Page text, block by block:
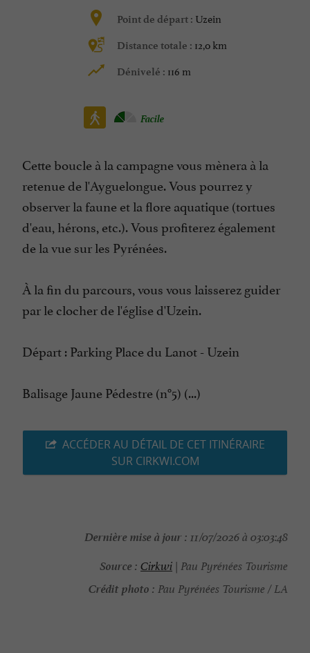
Point de départ : Uzein
Distance totale : 12,0 km
Dénivelé : 116 m
Facile
Cette boucle à la campagne vous mènera à la
retenue de l'Ayguelongue. Vous pourrez y
observer la faune et la flore aquatique (tortues
d'eau, hérons, etc.). Vous profiterez également
de la vue sur les Pyrénées.
À la fin du parcours, vous vous laisserez guider
par le clocher de l'église d'Uzein.
Départ : Parking Place du Lanot - Uzein
Balisage Jaune Pédestre (n°5) (...)
ACCÉDER AU DÉTAIL DE CET ITINÉRAIRE
SUR CIRKWI.COM
Dernière mise à jour : 11/07/2026 à 03:03:48
Source : Cirkwi | Pau Pyrénées Tourisme
Crédit photo : Pau Pyrénées Tourisme / LA